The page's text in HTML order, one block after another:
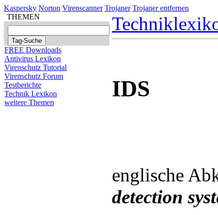
Kaspersky Norton Virenscanner Trojaner Trojaner entfernen
THEMEN
FREE Downloads
Antivirus Lexikon
Virenschutz Tutorial
Virenschutz Forum
Testberichte
Technik Lexikon
weitere Themen
IDS
englische
detection